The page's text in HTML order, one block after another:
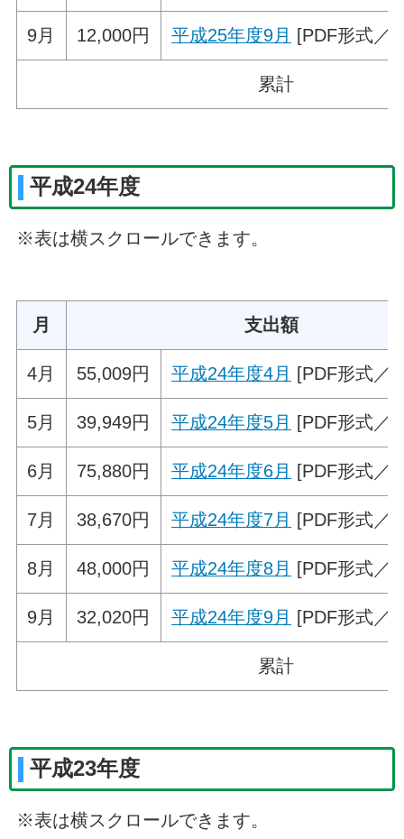
9月 12,000円 平成25年度9月 [PDF形式／
累計
平成24年度
※表は横スクロールできます。
月 支出額
4月 55,009円 平成24年度4月 [PDF形式／
5月 39,949円 平成24年度5月 [PDF形式／
6月 75,880円 平成24年度6月 [PDF形式／
7月 38,670円 平成24年度7月 [PDF形式／
8月 48,000円 平成24年度8月 [PDF形式／
9月 32,020円 平成24年度9月 [PDF形式／
累計
平成23年度
※表は横スクロールできます。